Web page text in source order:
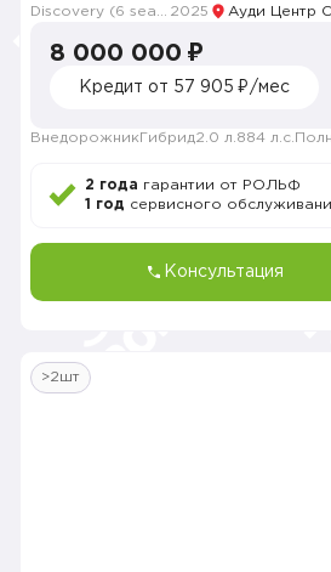
2025 Ауди Центр
8 000 000 ₽
Кредит от 57 905 ₽/мес
Внедорожник Гибрид2.0 л. 884 л.с.
2 года гарантии от РОЛЬФ
1 год сервисного
Консультация
>2шт